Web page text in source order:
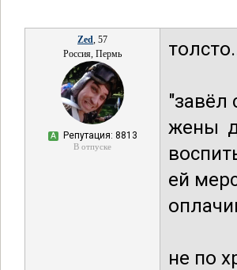
Zed, 57
Россия, Пермь
А Репутация: 8813
В отпуске
"завёл
жены
ей
не по